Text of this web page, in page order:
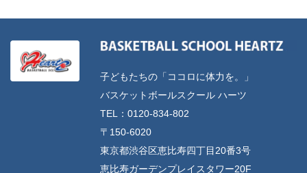
子どもたちの「ココロに体力を。」
バスケットボールスクール ハーツ
TEL：0120-834-802
〒150-6020
東京都渋谷区恵比寿四丁目20番3号
恵比寿ガーデンプレイスタワー20F